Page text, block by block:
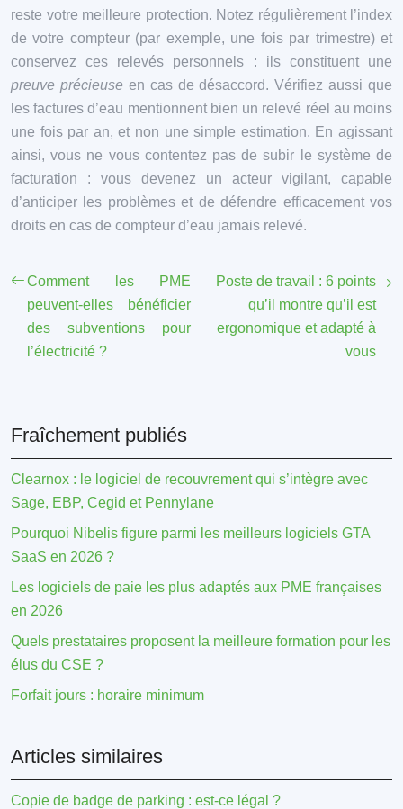
reste votre meilleure protection. Notez régulièrement l’index
de votre compteur (par exemple, une fois par trimestre) et
conservez ces relevés personnels : ils constituent une
preuve précieuseen cas de désaccord. Vérifiez aussi que
les factures d’eau mentionnent bien un relevé réel au moins
une fois par an, et non une simple estimation. En agissant
ainsi, vous ne vous contentez pas de subir le système de
facturation : vous devenez un acteur vigilant, capable
d’anticiper les problèmes et de défendre efficacement vos
droits en cas de compteur d’eau jamais relevé.
Comment les PME
peuvent-elles bénéficier
des subventions pour
l’électricité ?
Poste de travail : 6 points
qu’il montre qu’il est
ergonomique et adapté à
vous
Fraîchement publiés
Clearnox : le logiciel de recouvrement qui s’intègre avec
Sage, EBP, Cegid et Pennylane
Pourquoi Nibelis figure parmi les meilleurs logiciels GTA
SaaS en 2026 ?
Les logiciels de paie les plus adaptés aux PME françaises
en 2026
Quels prestataires proposent la meilleure formation pour les
élus du CSE ?
Forfait jours : horaire minimum
Articles similaires
Copie de badge de parking : est-ce légal ?